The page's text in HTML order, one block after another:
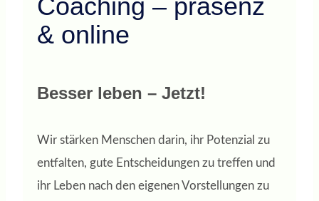
Coaching – präsenz
& online
Besser leben – Jetzt!
Wir stärken Menschen darin, ihr Potenzial zu
entfalten, gute Entscheidungen zu treffen und
ihr Leben nach den eigenen Vorstellungen zu